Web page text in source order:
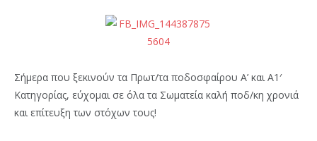
Σήμερα που ξεκινούν τα Πρωτ/τα ποδοσφαίρου Α’ και Α1′
Κατηγορίας, εύχομαι σε όλα τα Σωματεία καλή ποδ/κη χρονιά
και επίτευξη των στόχων τους!